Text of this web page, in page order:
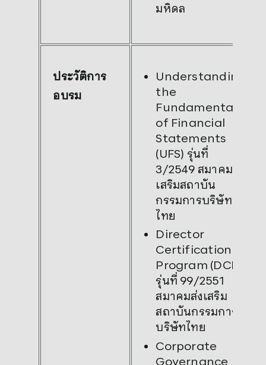
มหิดล
ประวัติการ
อบรม
Understanding
the
Fundamental
of Financial
Statements
(UFS) รุ่นที่
3/2549 สมาคมส่ง
เสริมสถาบัน
กรรมการบริษัท
ไทย
Director
Certification
Program (DCP)
รุ่นที่ 99/2551
สมาคมส่งเสริม
สถาบันกรรมการ
บริษัทไทย
Corporate
Governance